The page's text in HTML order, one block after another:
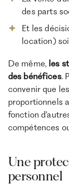
des parts
Et les
location)
De même, les
des bénéfices.
convenir que
proportionnels
fonction
compétences
Une
personnel